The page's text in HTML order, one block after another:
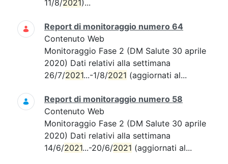
11/8/2021)...
Report di monitoraggio numero 64
Contenuto Web
Monitoraggio Fase 2 (DM Salute 30 aprile
2020) Dati relativi alla settimana
26/7/2021...-1/8/2021 (aggiornati al...
Report di monitoraggio numero 58
Contenuto Web
Monitoraggio Fase 2 (DM Salute 30 aprile
2020) Dati relativi alla settimana
14/6/2021...-20/6/2021 (aggiornati al...